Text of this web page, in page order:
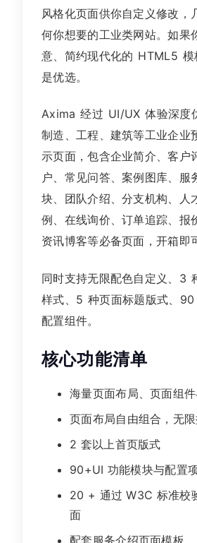
风格化页面供你自定义修改，
何你想要的工业类网站。如果
意、简约现代化的 HTML5
是优选。
Axima 经过 UI/UX 体验深度
制造、工程、建筑等工业企业
示页面，包含企业简介、客户
户、常见问答、案例图库、服
块、团队介绍、分支机构、人
例、在线询价、订单追踪、报
资讯博客等必备页面，开箱即
同时支持无限配色自定义、3
样式、5 种页面标题版式、
配置组件。
核心功能清单
海量页面布局、页面组
页面布局自由组合，无
2 套以上首页版式
90+UI 功能模块与配置
20 + 通过 W3C 标准校
面
配套服务介绍页面模板